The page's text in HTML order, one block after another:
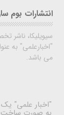
انتشارات بوم
سیویلیکا، ناشر
"اخبارعلمی" به
می باشد.
"اخبار علمی" یک